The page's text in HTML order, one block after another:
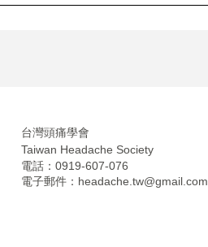
台灣頭痛學會
Taiwan Headache Society
電話：0919-607-076
電子郵件： headache.tw@gmail.com